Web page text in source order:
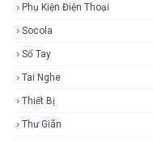
Phụ Kiện Điện Thoại
Socola
Sổ Tay
Tai Nghe
Thiết Bị
Thư Giãn